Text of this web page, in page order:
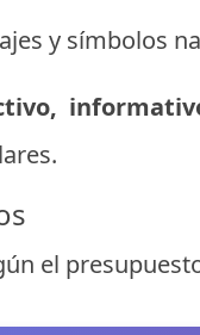
y símbolos
el